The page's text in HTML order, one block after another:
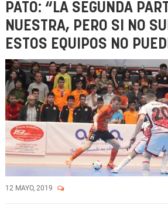
PATO: “LA SEGUNDA
NUESTRA, PERO SI NO
ESTOS EQUIPOS NO
12 MAYO, 2019